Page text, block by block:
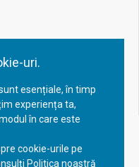
uri.
esențiale, în timp
experiența ta,
în care este
cookie-urile pe
Politica noastră